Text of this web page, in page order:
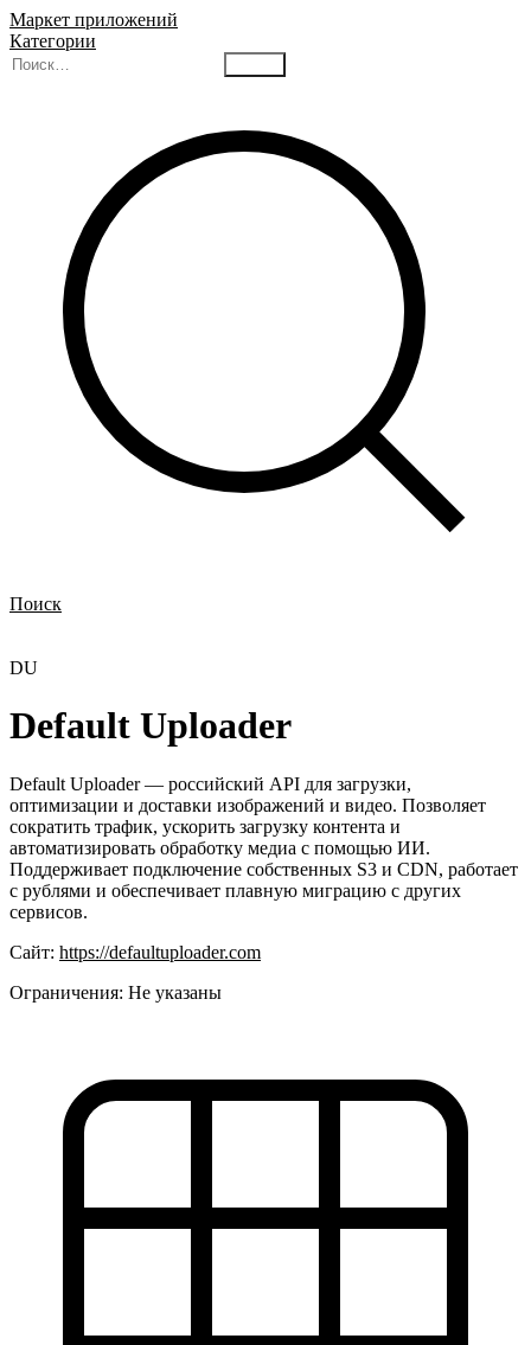
Маркет приложений
Категории
Поиск
DU
Default Uploader
Default Uploader — российский API для загрузки,
оптимизации и доставки изображений и видео. Позволяет
сократить трафик, ускорить загрузку контента и
автоматизировать обработку медиа с помощью ИИ.
Поддерживает подключение собственных S3 и CDN, работает
с рублями и обеспечивает плавную миграцию с других
сервисов.
Сайт: https://defaultuploader.com
Ограничения: Не указаны